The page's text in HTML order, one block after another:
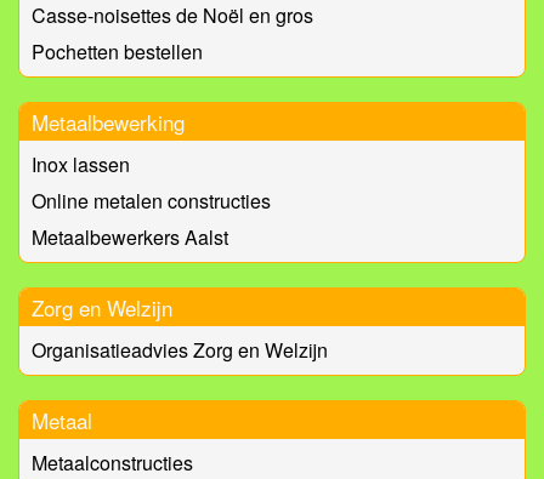
Casse-noisettes de Noël en gros
Pochetten bestellen
Metaalbewerking
Inox lassen
Online metalen constructies
Metaalbewerkers Aalst
Zorg en Welzijn
Organisatieadvies Zorg en Welzijn
Metaal
Metaalconstructies